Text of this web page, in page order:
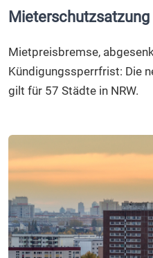
Mieterschutzsatzung
Mietpreisbremse,
Kündigungssperrfrist: Die
gilt für 57 Städte in NRW.